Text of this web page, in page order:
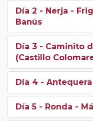
Día 2 - Nerja -
Banús
Día 3 - Caminito
(Castillo
Día 4 -
Día 5 - Ronda -